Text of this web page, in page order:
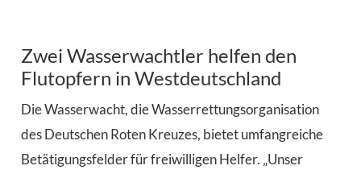
Zwei Wasserwachtler helfen den
Flutopfern in Westdeutschland
Die Wasserwacht, die Wasserrettungsorganisation
des Deutschen Roten Kreuzes, bietet umfangreiche
Betätigungsfelder für freiwilligen Helfer. „Unser